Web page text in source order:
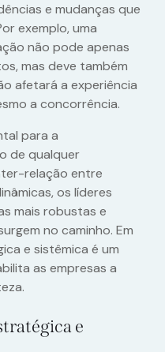
e mudanças que
exemplo, uma
não pode apenas
mas deve também
afetará a experiência
a concorrência.
para a
de qualquer
relação entre
os líderes
mais robustas e
no caminho. Em
e sistêmica é um
as empresas a
e